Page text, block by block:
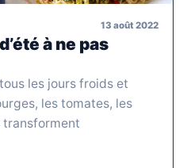
13 août 2022
à ne pas
les jours froids et
les tomates, les
transforment